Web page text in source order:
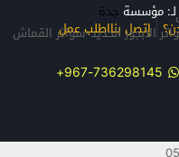
مؤسسة جدة
اطلب عملإتصل بنا
الابجور الحديد-سواتر القماش